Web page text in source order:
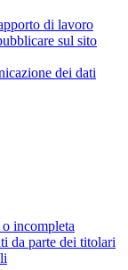
di lavoro
sul sito
dei dati
incompleta
da parte dei titolari